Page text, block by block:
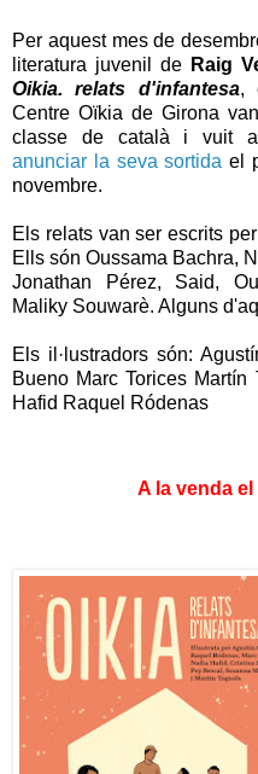
Per aquest mes de
literatura juvenil de Raig
Oikia. relats d'infantesa,
Centre Oïkia de Girona
classe de català i vuit
anunciar la seva sortida el
novembre.
Els relats van ser escrits
Ells són Oussama Bachra,
Jonathan Pérez, Said,
Maliky Souwarè. Alguns
Els il·lustradors són:
Bueno Marc Torices
Hafid Raquel Ródenas
A la venda